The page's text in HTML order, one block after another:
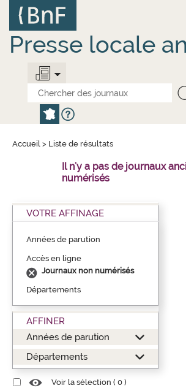
contenu
principal
Presse locale
Accueil > Liste de résultats
Il n'y a pas de journaux
numérisés
VOTRE AFFINAGE
Années de parution
Accès en ligne
Journaux non numérisés
Départements
AFFINER
Années de parution
Départements
Voir la sélection ( 0 )
Panneau de gestion des cookies